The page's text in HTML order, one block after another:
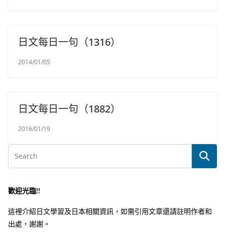
日文每日一句（1316）
2014/01/05
日文每日一句（1882）
2016/01/19
歡迎光臨!!
這裡介紹日文學習及日本相關資訊，如需引用文章還請註明作者和
出處，謝謝。